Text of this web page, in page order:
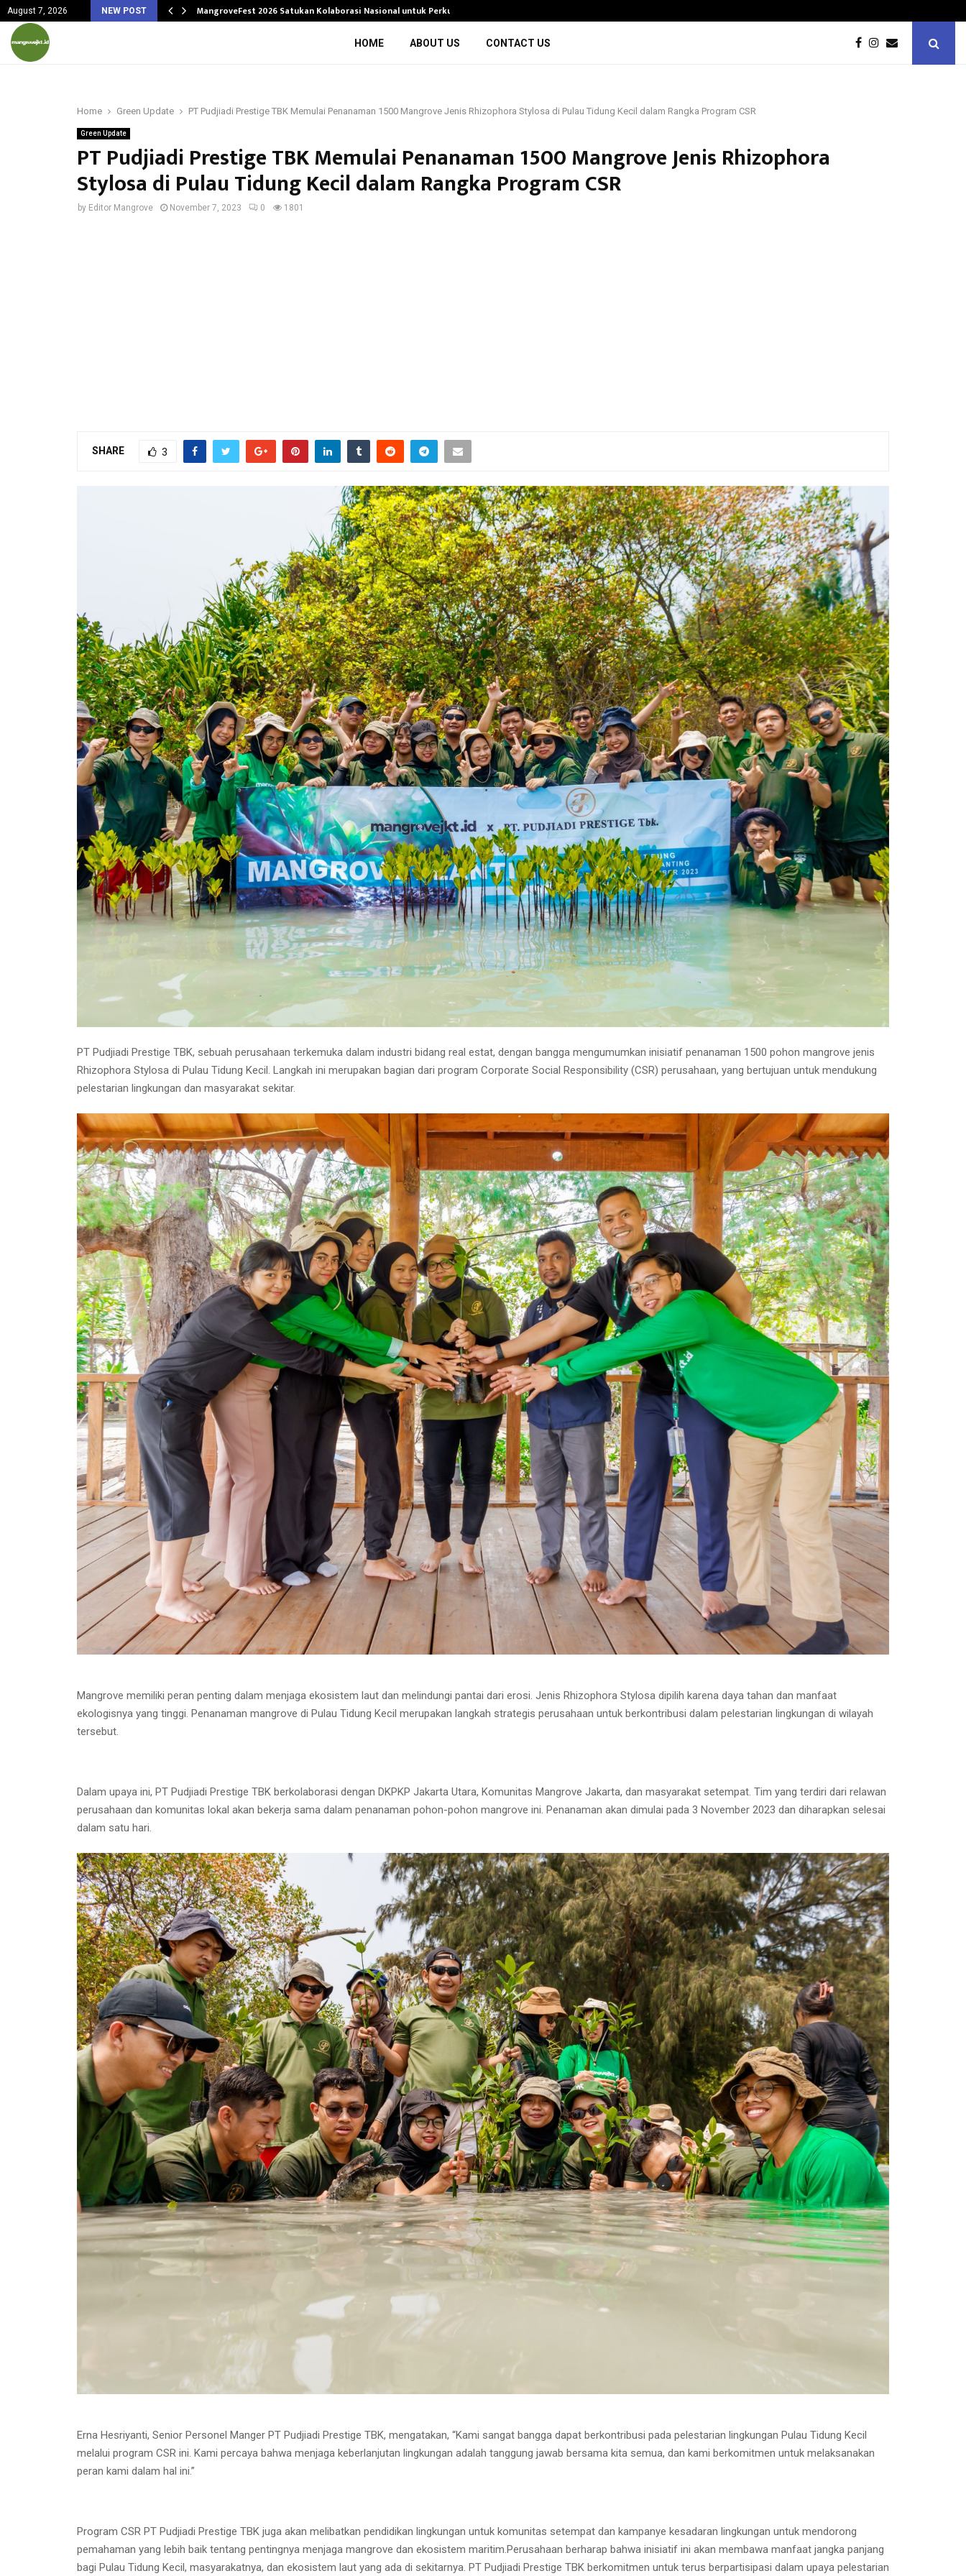
August 7, 2026 NEW POST
Menginspirasi… MangroveFest 2026 Satukan Kolaborasi Nasional untuk Perkuat…
HOME ABOUT US CONTACT US
Home Green Update PT Pudjiadi Prestige TBK Memulai Penanaman 1500 Mangrove Jenis Rhizophora Stylosa di Pulau Tidung Kecil dalam Rangka Program CSR
Green Update
PT Pudjiadi Prestige TBK Memulai Penanaman 1500 Mangrove Jenis Rhizophora
Stylosa di Pulau Tidung Kecil dalam Rangka Program CSR
by Editor Mangrove November 7, 2023 0 1801
SHARE 3
PT Pudjiadi Prestige TBK, sebuah perusahaan terkemuka dalam industri bidang real estat, dengan bangga mengumumkan inisiatif penanaman 1500 pohon mangrove jenis
Rhizophora Stylosa di Pulau Tidung Kecil. Langkah ini merupakan bagian dari program Corporate Social Responsibility (CSR) perusahaan, yang bertujuan untuk mendukung
pelestarian lingkungan dan masyarakat sekitar.
Mangrove memiliki peran penting dalam menjaga ekosistem laut dan melindungi pantai dari erosi. Jenis Rhizophora Stylosa dipilih karena daya tahan dan manfaat
ekologisnya yang tinggi. Penanaman mangrove di Pulau Tidung Kecil merupakan langkah strategis perusahaan untuk berkontribusi dalam pelestarian lingkungan di wilayah
tersebut.
Dalam upaya ini, PT Pudjiadi Prestige TBK berkolaborasi dengan DKPKP Jakarta Utara, Komunitas Mangrove Jakarta, dan masyarakat setempat. Tim yang terdiri dari relawan
perusahaan dan komunitas lokal akan bekerja sama dalam penanaman pohon-pohon mangrove ini. Penanaman akan dimulai pada 3 November 2023 dan diharapkan selesai
dalam satu hari.
Erna Hesriyanti, Senior Personel Manger PT Pudjiadi Prestige TBK, mengatakan, “Kami sangat bangga dapat berkontribusi pada pelestarian lingkungan Pulau Tidung Kecil
melalui program CSR ini. Kami percaya bahwa menjaga keberlanjutan lingkungan adalah tanggung jawab bersama kita semua, dan kami berkomitmen untuk melaksanakan
peran kami dalam hal ini.”
Program CSR PT Pudjiadi Prestige TBK juga akan melibatkan pendidikan lingkungan untuk komunitas setempat dan kampanye kesadaran lingkungan untuk mendorong
pemahaman yang lebih baik tentang pentingnya menjaga mangrove dan ekosistem maritim.Perusahaan berharap bahwa inisiatif ini akan membawa manfaat jangka panjang
bagi Pulau Tidung Kecil, masyarakatnya, dan ekosistem laut yang ada di sekitarnya. PT Pudjiadi Prestige TBK berkomitmen untuk terus berpartisipasi dalam upaya pelestarian